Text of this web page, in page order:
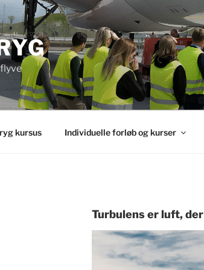
kursus Individuelle forløb og kurser
Turbulens er luft,